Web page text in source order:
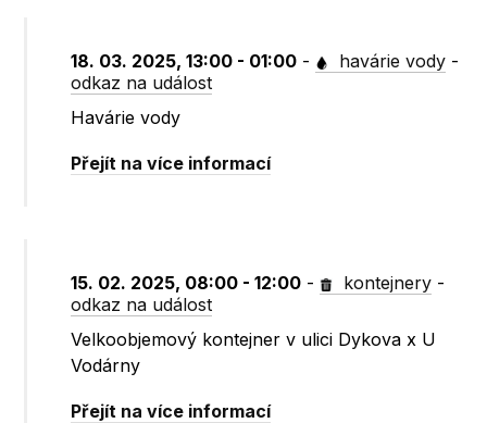
18. 03. 2025, 13:00 - 01:00 - havárie vody -
odkaz na událost
Havárie vody
Přejít na více informací
15. 02. 2025, 08:00 - 12:00 - kontejnery -
odkaz na událost
Velkoobjemový kontejner v ulici Dykova x U
Vodárny
Přejít na více informací